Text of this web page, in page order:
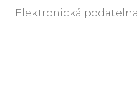
Elektronická podatelna